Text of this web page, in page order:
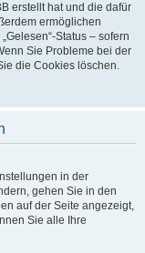
erstellt hat und die dafür
ermöglichen
Status – sofern
Sie Probleme bei der
die Cookies löschen.
in der
gehen Sie in den
auf der Seite angezeigt,
Sie alle Ihre